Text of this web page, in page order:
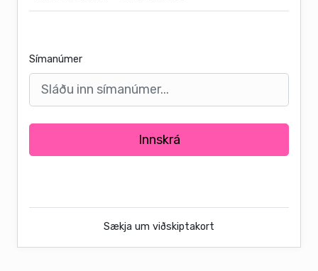
Símanúmer
Innskrá
Sækja um viðskiptakort